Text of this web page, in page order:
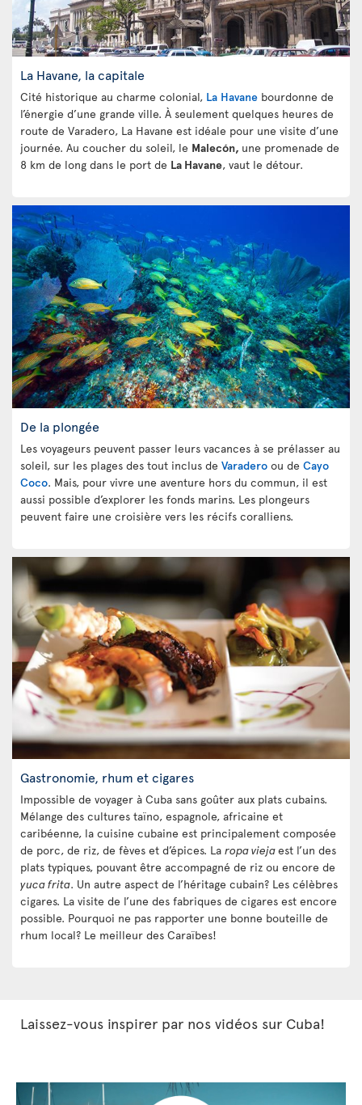
La Havane, la capitale
Cité historique au charme colonial, La Havane bourdonne de
l’énergie d’une grande ville. À seulement quelques heures de
route de Varadero, La Havane est idéale pour une visite d’une
journée. Au coucher du soleil, le Malecón, une promenade de
8 km de long dans le port de La Havane, vaut le détour.
De la plongée
Les voyageurs peuvent passer leurs vacances à se prélasser au
soleil, sur les plages des tout inclus de Varadero ou de Cayo
Coco. Mais, pour vivre une aventure hors du commun, il est
aussi possible d’explorer les fonds marins. Les plongeurs
peuvent faire une croisière vers les récifs coralliens.
Gastronomie, rhum et cigares
Impossible de voyager à Cuba sans goûter aux plats cubains.
Mélange des cultures taïno, espagnole, africaine et
caribéenne, la cuisine cubaine est principalement composée
de porc, de riz, de fèves et d’épices. La ropa viejaest l’un des
plats typiques, pouvant être accompagné de riz ou encore de
yuca frita. Un autre aspect de l’héritage cubain? Les célèbres
cigares. La visite de l’une des fabriques de cigares est encore
possible. Pourquoi ne pas rapporter une bonne bouteille de
rhum local? Le meilleur des Caraïbes!
Laissez-vous inspirer par nos vidéos sur Cuba!